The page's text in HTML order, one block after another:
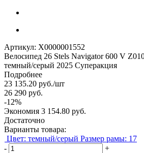
Артикул: X0000001552
Велосипед 26 Stels Navigator 600 V
темный/серый 2025 Суперакция
Подробнее
23 135.20 руб./шт
26 290 руб.
-12%
Экономия 3 154.80 руб.
Достаточно
Варианты товара:
Цвет: темный/серый Размер рамы: 17
-
+